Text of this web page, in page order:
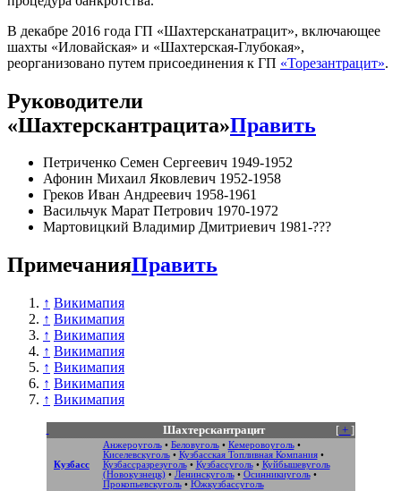
В декабре 2016 года ГП «Шахтерсканатрацит», включающее
шахты «Иловайская» и «Шахтерская-Глубокая»,
реорганизовано путем присоединения к ГП «Торезантрацит».
Руководители
«Шахтерскантрацита»Править
Петриченко Семен Сергеевич 1949-1952
Афонин Михаил Яковлевич 1952-1958
Греков Иван Андреевич 1958-1961
Васильчук Марат Петрович 1970-1972
Мартовицкий Владимир Дмитриевич 1981-???
ПримечанияПравить
↑ Викимапия
↑ Викимапия
↑ Викимапия
↑ Викимапия
↑ Викимапия
↑ Викимапия
↑ Викимапия
[+ ]
Шахтерскантрацит
Кузбасс
Анжероуголь• Беловуголь• Кемеровоуголь•
Киселевскуголь• Кузбасская Топливная Компания•
Кузбассразрезуголь• Кузбассуголь• Куйбышевуголь
(Новокузнецк)• Ленинскуголь• Осинникиуголь•
Прокопьевскуголь• Южкузбассуголь